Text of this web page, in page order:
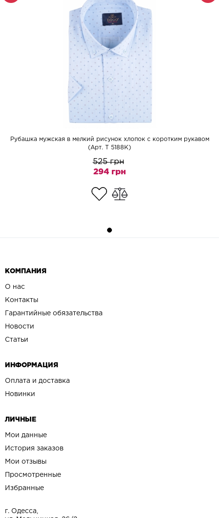
Рубашка мужская в мелкий рисунок хлопок с коротким рукавом
(Арт. T 5188K)
525 грн
294 грн
КОМПАНИЯ
О нас
Контакты
Гарантийные обязательства
Новости
Статьи
ИНФОРМАЦИЯ
Оплата и доставка
Новинки
ЛИЧНЫЕ
Мои данные
История заказов
Мои отзывы
Просмотренные
Избранные
г. Одесса,